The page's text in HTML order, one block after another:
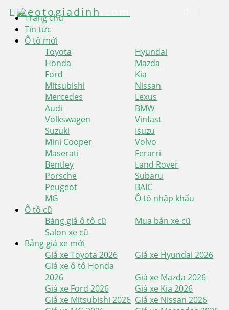
Trang chủ
Tin tức
Ô tô mới
Toyota
Hyundai
Honda
Mazda
Ford
Kia
Mitsubishi
Nissan
Mercedes
Lexus
Audi
BMW
Volkswagen
Vinfast
Suzuki
Isuzu
Mini Cooper
Volvo
Maserati
Ferarri
Bentley
Land Rover
Porsche
Subaru
Peugeot
BAIC
MG
Ô tô nhập khẩu
Ô tô cũ
Bảng giá ô tô cũ
Mua bán xe cũ
Salon xe cũ
Bảng giá xe mới
Giá xe Toyota 2026
Giá xe Hyundai 2026
Giá xe ô tô Honda
2026
Giá xe Mazda 2026
Giá xe Ford 2026
Giá xe Kia 2026
Giá xe Mitsubishi 2026 Giá xe Nissan 2026
xeotogiadinh